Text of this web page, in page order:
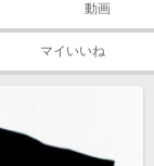
動画
マイいいね